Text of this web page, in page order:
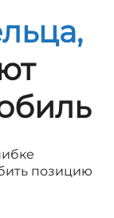
позицию